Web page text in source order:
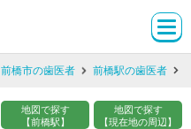
前橋市の歯医者 前橋駅の歯医者
地図で探す
【前橋駅】
地図で探す
【現在地の周辺】